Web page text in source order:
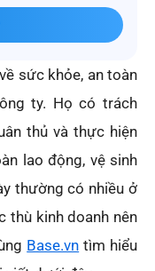
sức khỏe, an toàn
ty. Họ có trách
thủ và thực hiện
lao động, vệ sinh
thường có nhiều ở
thù kinh doanh nên
Base.vn tìm hiểu